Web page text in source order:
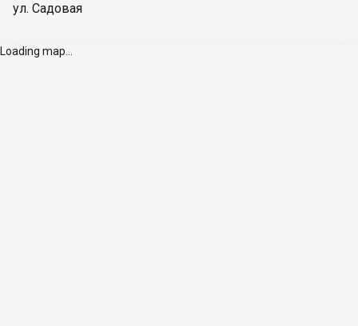
ул. Садовая
Loading map...